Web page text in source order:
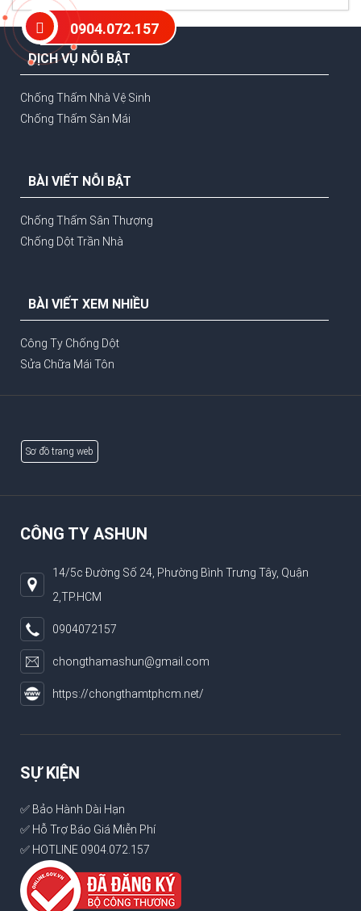
DỊCH VỤ NỖI BẬT
Chống Thấm Nhà Vệ Sinh
Chống Thấm Sàn Mái
BÀI VIẾT NỖI BẬT
Chống Thấm Sân Thượng
Chống Dột Trần Nhà
BÀI VIẾT XEM NHIỀU
Công Ty Chống Dột
Sửa Chữa Mái Tôn
Sơ đồ trang web
CÔNG TY ASHUN
14/5c Đường Số 24, Phường Bình Trưng Tây, Quận
2,TP.HCM
0904072157
chongthamashun@gmail.com
https://chongthamtphcm.net/
SỰ KIỆN
✅ Bảo Hành Dài Hạn
✅ Hỗ Trợ Báo Giá Miễn Phí
✅ HOTLINE 0904.072.157
0904.072.157